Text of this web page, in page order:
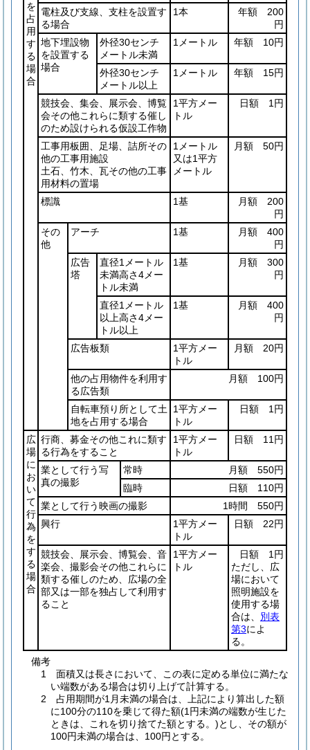
を
占
用
す
る
場
合
電柱及び支線、支柱を設置す
る場合
1本
年額 200
円
地下埋設物
を設置する
場合
外径30センチ
メートル未満
1メートル 年額 10円
外径30センチ
メートル以上
1メートル 年額 15円
競技会、集会、展示会、博覧
会その他これらに類する催し
のため設けられる仮設工作物
1平方メー
トル
日額 1円
工事用板囲、足場、詰所その
他の工事用施設
土石、竹木、瓦その他の工事
用材料の置場
1メートル
又は1平方
メートル
月額 50円
標識 1基
月額 200
円
その
他
アーチ 1基
月額 400
円
広告
塔
直径1メートル
未満高さ4メー
トル未満
1基
月額 300
円
直径1メートル
以上高さ4メー
トル以上
1基
月額 400
円
広告板類
1平方メー
トル
月額 20円
他の占用物件を利用す
る広告類
月額 100円
自転車預り所として土
地を占用する場合
1平方メー
トル
日額 1円
広
場
に
お
い
て
行
為
を
す
る
場
合
行商、募金その他これに類す
る行為をすること
1平方メー
トル
日額 11円
業として行う写
真の撮影
常時
月額 550円
臨時
日額 110円
業として行う映画の撮影
1時間 550円
興行
1平方メー
トル
日額 22円
競技会、展示会、博覧会、音
楽会、撮影会その他これらに
類する催しのため、広場の全
部又は一部を独占して利用す
ること
1平方メー
トル
日額 1円
ただし、広
場において
照明施設を
使用する場
合は、 別表
第3によ
る。
備考
1 面積又は長さにおいて、この表に定める単位に満たな
い端数がある場合は切り上げて計算する。
2 占用期間が1月未満の場合は、上記により算出した額
に100分の110を乗じて得た額(1円未満の端数が生じた
ときは、これを切り捨てた額とする。)とし、その額が
100円未満の場合は、100円とする。